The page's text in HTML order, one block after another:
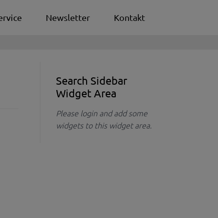
Newsletter Kontakt
Search Sidebar
Widget Area
Please login and add some
widgets to this widget area.